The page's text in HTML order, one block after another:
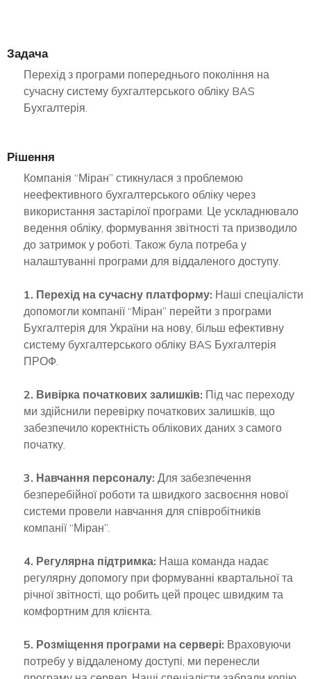
Задача
Перехід з програми попереднього покоління на
сучасну систему бухгалтерського обліку BAS
Бухгалтерія.
Рішення
Компанія “Міран” стикнулася з проблемою
неефективного бухгалтерського обліку через
використання застарілої програми. Це ускладнювало
ведення обліку, формування звітності та призводило
до затримок у роботі. Також була потреба у
налаштуванні програми для віддаленого доступу.
1. Перехід на сучасну платформу: Наші спеціалісти
допомогли компанії “Міран” перейти з програми
Бухгалтерія для України на нову, більш ефективну
систему бухгалтерського обліку BAS Бухгалтерія
ПРОФ.
2. Вивірка початкових залишків: Під час переходу
ми здійснили перевірку початкових залишків, що
забезпечило коректність облікових даних з самого
початку.
3. Навчання персоналу: Для забезпечення
безперебійної роботи та швидкого засвоєння нової
системи провели навчання для співробітників
компанії “Міран”.
4. Регулярна підтримка: Наша команда надає
регулярну допомогу при формуванні квартальної та
річної звітності, що робить цей процес швидким та
комфортним для клієнта.
5. Розміщення програми на сервері: Враховуючи
потребу у віддаленому доступі, ми перенесли